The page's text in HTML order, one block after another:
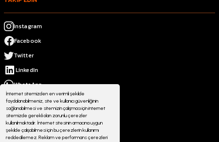
İnternet sitemizden en verimli şekilde
faydalanabilmeniz, site ve kullanıcı güvenliğinin
sağlanabilmesi ve sitemizin çalışması için internet
sitemizde gerekli olan zorunlu çerezler
kullanılmaktadır. İnternet sitesinin amacına uygun
şekilde çalışabilmesi için bu çerezlerin kullanımı
reddedilemez. Reklam ve performans çerezleri
Instagram
Facebook
Twitter
LinkedIn
WhatsApp